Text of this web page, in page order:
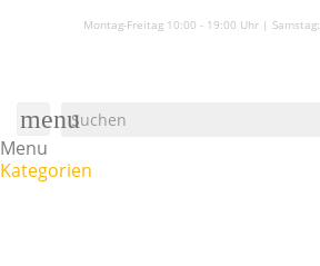
Montag-Freitag 10:00 - 19:00 Uhr | Samstag:
menu
Menu
Kategorien